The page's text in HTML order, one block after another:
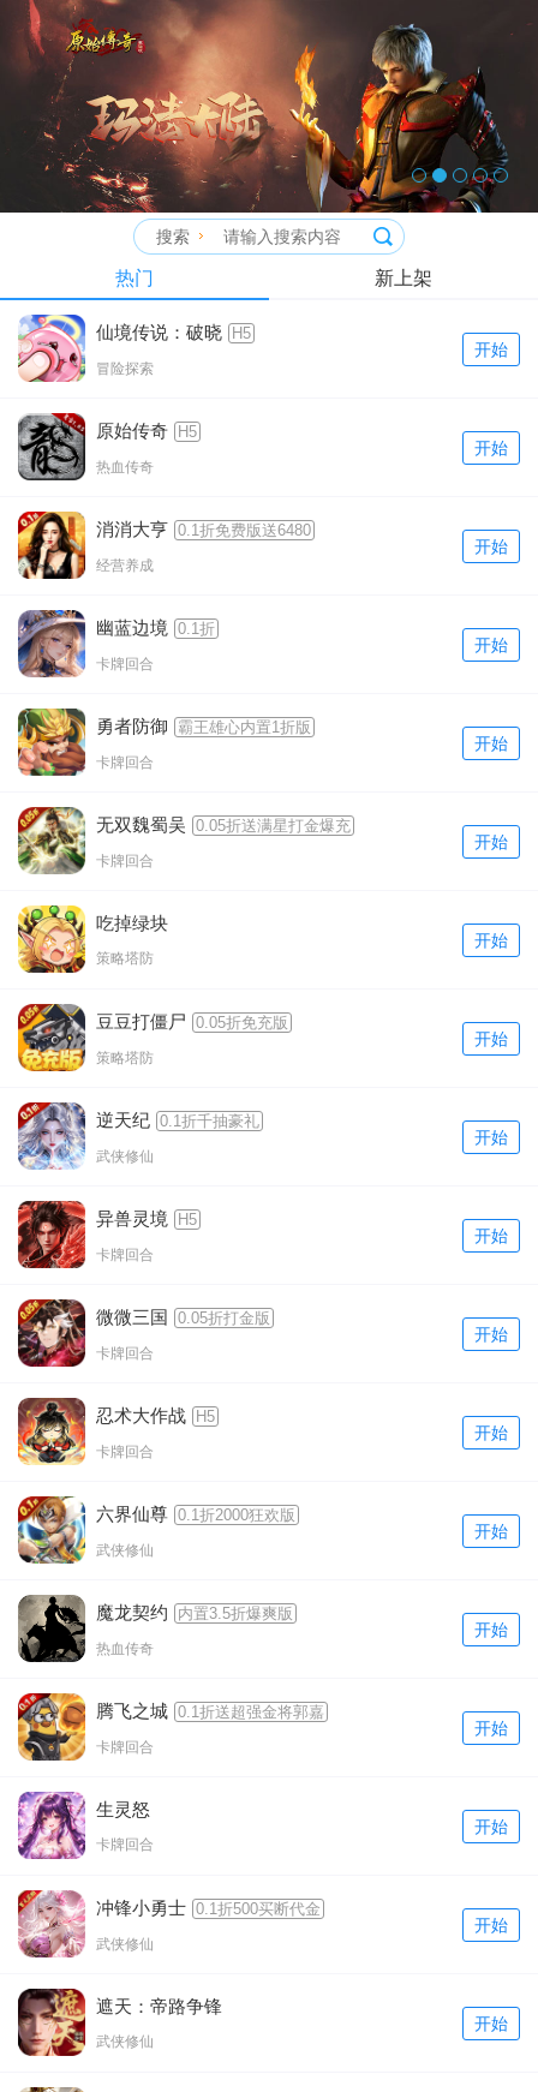
搜索
热门 新上架
仙境传说：破晓 H5
冒险探索
开始
原始传奇 H5
热血传奇
开始
消消大亨 0.1折免费版送6480
经营养成
开始
幽蓝边境 0.1折
卡牌回合
开始
勇者防御 霸王雄心内置1折版
卡牌回合
开始
无双魏蜀吴 0.05折送满星打金爆充
卡牌回合
开始
吃掉绿块
策略塔防
开始
豆豆打僵尸 0.05折免充版
策略塔防
开始
逆天纪 0.1折千抽豪礼
武侠修仙
开始
异兽灵境 H5
卡牌回合
开始
微微三国 0.05折打金版
卡牌回合
开始
忍术大作战 H5
卡牌回合
开始
六界仙尊 0.1折2000狂欢版
武侠修仙
开始
魔龙契约 内置3.5折爆爽版
热血传奇
开始
腾飞之城 0.1折送超强金将郭嘉
卡牌回合
开始
生灵怒
卡牌回合
开始
冲锋小勇士 0.1折500买断代金
武侠修仙
开始
遮天：帝路争锋
武侠修仙
开始